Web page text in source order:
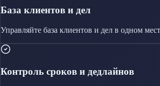
База клиентов и дел
Управляйте база клиентов и дел в одном
Контроль сроков и дедлайнов